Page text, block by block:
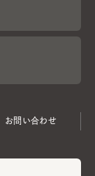
お問い合わせ